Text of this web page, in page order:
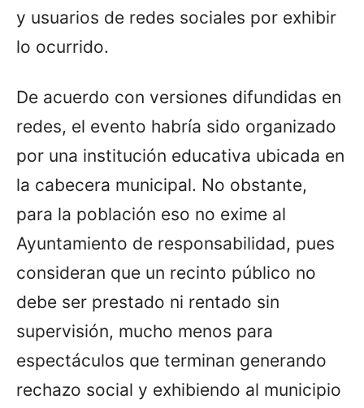
y usuarios de redes sociales por exhibir
lo ocurrido.
De acuerdo con versiones difundidas en
redes, el evento habría sido organizado
por una institución educativa ubicada en
la cabecera municipal. No obstante,
para la población eso no exime al
Ayuntamiento de responsabilidad, pues
consideran que un recinto público no
debe ser prestado ni rentado sin
supervisión, mucho menos para
espectáculos que terminan generando
rechazo social y exhibiendo al municipio